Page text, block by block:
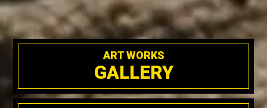
ART WORKS
GALLERY